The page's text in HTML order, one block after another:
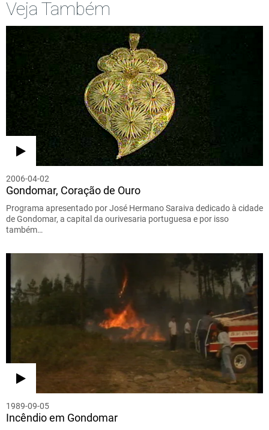
Veja Também
2006-04-02
Gondomar, Coração de Ouro
Programa apresentado por José Hermano Saraiva dedicado à cidade
de Gondomar, a capital da ourivesaria portuguesa e por isso
também…
1989-09-05
Incêndio em Gondomar